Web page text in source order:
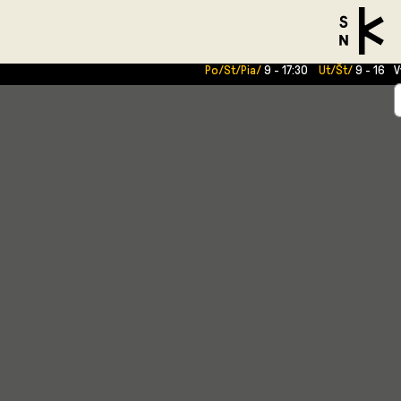
Po/St/Pia/9 - 17:30Ut/Št/9 - 16